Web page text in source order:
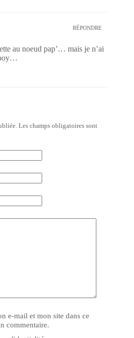
RÉPONDRE
au noeud pap’… mais je n’ai
Les champs obligatoires sont
e-mail et mon site dans ce
commentaire.